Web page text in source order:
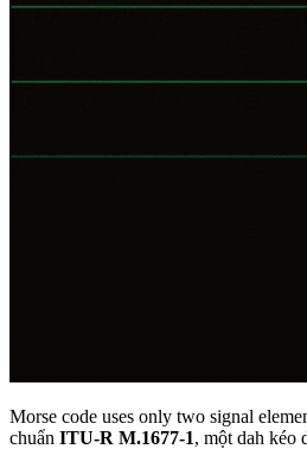
Morse code uses only two signal
chuẩn ITU-R M.1677-1, một dah kéo